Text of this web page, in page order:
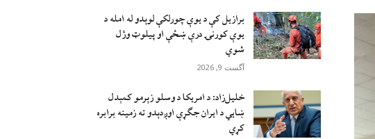
برازیل کې د يوې چورلکې لوېدو له امله د
یوې کورنۍ درې ښځې او پیلوټ وژل
شوي
آگست 9, 2026
خلیل‌زاد: د امریکا د وسلو زېرمو کمېدل
ښايي د ایران جګړې اوږدېدو ته زمینه برابره
کړي